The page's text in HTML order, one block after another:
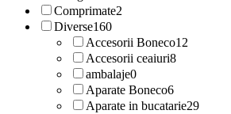
Comprimate2
Diverse160
Accesorii Boneco12
Accesorii ceaiuri8
ambalaje0
Aparate Boneco6
Aparate in bucatarie29